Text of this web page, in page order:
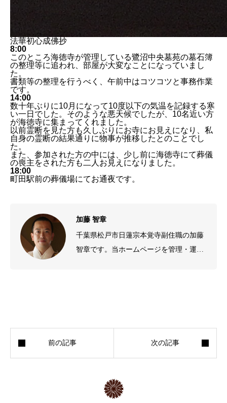
法華初心成佛抄
8:00
このところ海徳寺が管理している鷺沼中央墓苑の墓石簿
の整理等に追われ、部屋が大変なことになっていまし
た。
書類等の整理を行うべく、午前中はコツコツと事務作業
です。
14:00
数十年ぶりに10月になって10度以下の気温を記録する寒
い一日でした。そのような悪天候でしたが、10名近い方
が海徳寺に集まってくれました。
以前霊断を見た方も久しぶりにお寺にお見えになり、私
自身の霊断の結果通りに物事が推移したとのことでし
た。
また、参加された方の中には、少し前に海徳寺にて葬儀
の喪主をされた方も二人お見えになりました。
18:00
町田駅前の葬儀場にてお通夜です。
加藤 智章
千葉県松戸市日蓮宗本覚寺副住職の加藤
智章です。当ホームページを管理・運営